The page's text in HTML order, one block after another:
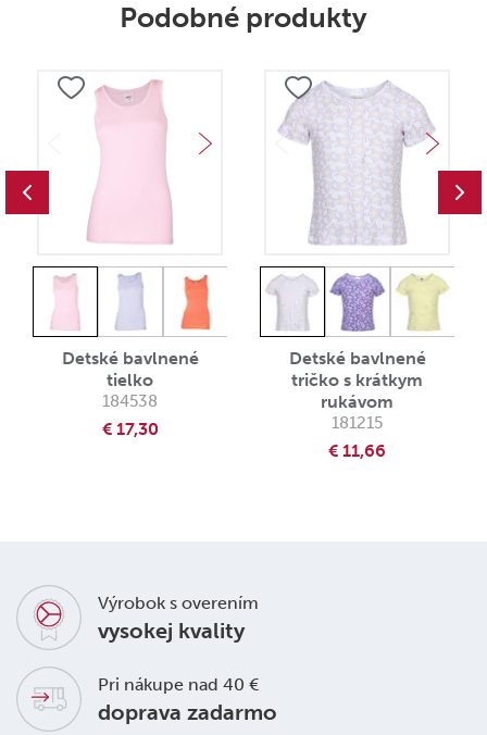
Podobné produkty
Detské bavlnené
tielko
184538
€ 17,30
Detské bavlnené
tričko s krátkym
rukávom
181215
€ 11,66
Výrobok s overením
vysokej kvality
Pri nákupe nad 40 €
doprava zadarmo